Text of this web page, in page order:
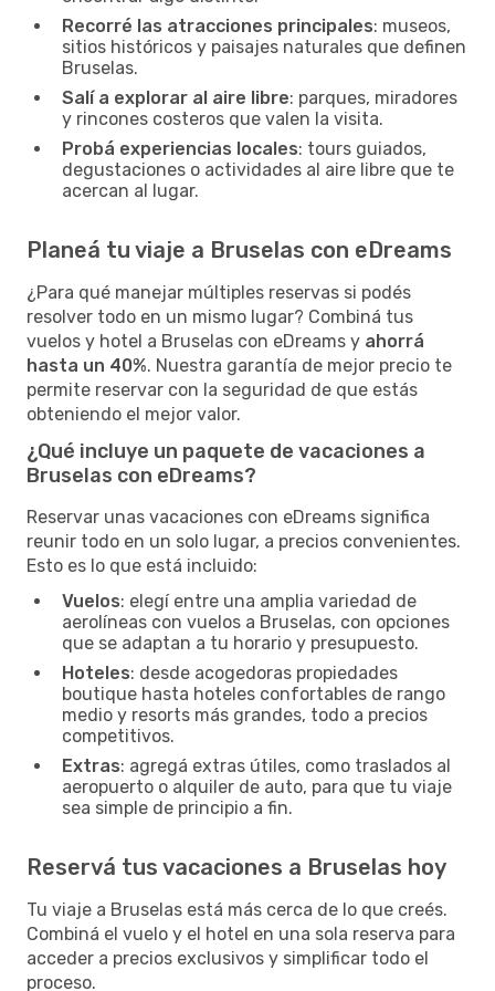
Recorré las atracciones principales: museos,
sitios históricos y paisajes naturales que definen
Bruselas.
Salí a explorar al aire libre: parques, miradores
y rincones costeros que valen la visita.
Probá experiencias locales: tours guiados,
degustaciones o actividades al aire libre que te
acercan al lugar.
Planeá tu viaje a Bruselas con eDreams
¿Para qué manejar múltiples reservas si podés
resolver todo en un mismo lugar? Combiná tus
vuelos y hotel a Bruselas con eDreams y ahorrá
hasta un 40%. Nuestra garantía de mejor precio te
permite reservar con la seguridad de que estás
obteniendo el mejor valor.
¿Qué incluye un paquete de vacaciones a
Bruselas con eDreams?
Reservar unas vacaciones con eDreams significa
reunir todo en un solo lugar, a precios convenientes.
Esto es lo que está incluido:
Vuelos: elegí entre una amplia variedad de
aerolíneas con vuelos a Bruselas, con opciones
que se adaptan a tu horario y presupuesto.
Hoteles: desde acogedoras propiedades
boutique hasta hoteles confortables de rango
medio y resorts más grandes, todo a precios
competitivos.
Extras: agregá extras útiles, como traslados al
aeropuerto o alquiler de auto, para que tu viaje
sea simple de principio a fin.
Reservá tus vacaciones a Bruselas hoy
Tu viaje a Bruselas está más cerca de lo que creés.
Combiná el vuelo y el hotel en una sola reserva para
acceder a precios exclusivos y simplificar todo el
proceso.